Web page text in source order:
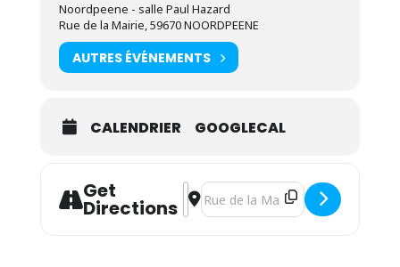
Noordpeene - salle Paul Hazard
Rue de la Mairie, 59670 NOORDPEENE
AUTRES ÉVÉNEMENTS
CALENDRIER GOOGLECAL
Get
Directions
Address - Claudine Devulder - "À
Destination Address - Claudine